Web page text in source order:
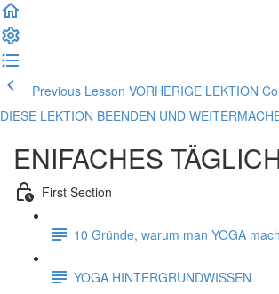
Previous Lesson VORHERIGE LEKTION
DIESE LEKTION BEENDEN UND
ENIFACHES
First Section
10 Gründe, warum man YOGA
YOGA HINTERGRUNDWISSEN